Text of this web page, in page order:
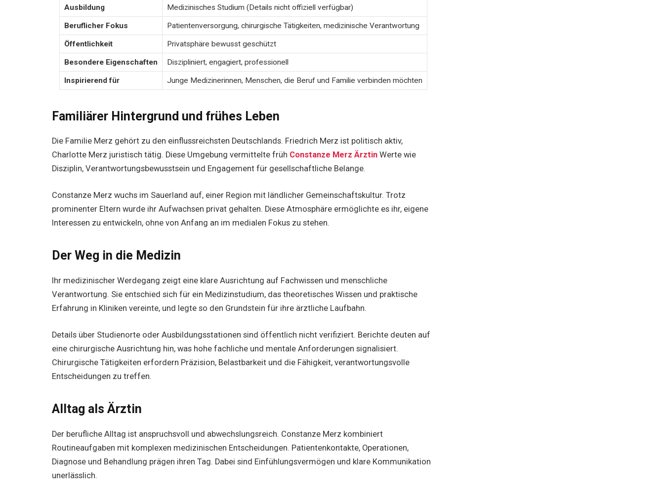
Ausbildung Medizinisches Studium (Details nicht offiziell verfügbar)
Beruflicher Fokus Patientenversorgung, chirurgische Tätigkeiten, medizinische Verantwortung
Öffentlichkeit Privatsphäre bewusst geschützt
Besondere Eigenschaften Diszipliniert, engagiert, professionell
Inspirierend für Junge Medizinerinnen, Menschen, die Beruf und Familie verbinden möchten
Familiärer Hintergrund und frühes Leben
Die Familie Merz gehört zu den einflussreichsten Deutschlands. Friedrich Merz ist politisch aktiv,
Charlotte Merz juristisch tätig. Diese Umgebung vermittelte früh Constanze Merz Ärztin Werte wie
Disziplin, Verantwortungsbewusstsein und Engagement für gesellschaftliche Belange.
Constanze Merz wuchs im Sauerland auf, einer Region mit ländlicher Gemeinschaftskultur. Trotz
prominenter Eltern wurde ihr Aufwachsen privat gehalten. Diese Atmosphäre ermöglichte es ihr, eigene
Interessen zu entwickeln, ohne von Anfang an im medialen Fokus zu stehen.
Der Weg in die Medizin
Ihr medizinischer Werdegang zeigt eine klare Ausrichtung auf Fachwissen und menschliche
Verantwortung. Sie entschied sich für ein Medizinstudium, das theoretisches Wissen und praktische
Erfahrung in Kliniken vereinte, und legte so den Grundstein für ihre ärztliche Laufbahn.
Details über Studienorte oder Ausbildungsstationen sind öffentlich nicht verifiziert. Berichte deuten auf
eine chirurgische Ausrichtung hin, was hohe fachliche und mentale Anforderungen signalisiert.
Chirurgische Tätigkeiten erfordern Präzision, Belastbarkeit und die Fähigkeit, verantwortungsvolle
Entscheidungen zu treffen.
Alltag als Ärztin
Der berufliche Alltag ist anspruchsvoll und abwechslungsreich. Constanze Merz kombiniert
Routineaufgaben mit komplexen medizinischen Entscheidungen. Patientenkontakte, Operationen,
Diagnose und Behandlung prägen ihren Tag. Dabei sind Einfühlungsvermögen und klare Kommunikation
unerlässlich.